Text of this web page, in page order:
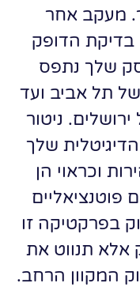
מעקב אחר
בדיקת הדופק
שלך נתפס
תל אביב ועד
ניטור
שלך
וכראוי הן
פוטנציאליים
בפרקטיקה זו
תנווט את
המקוון הרחב.